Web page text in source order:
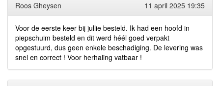
Roos Gheysen 11 april 2025 19:35
Voor de eerste keer bij jullie besteld. Ik had een hoofd in
piepschuim besteld en dit werd héél goed verpakt
opgestuurd, dus geen enkele beschadiging. De levering was
snel en correct ! Voor herhaling vatbaar !